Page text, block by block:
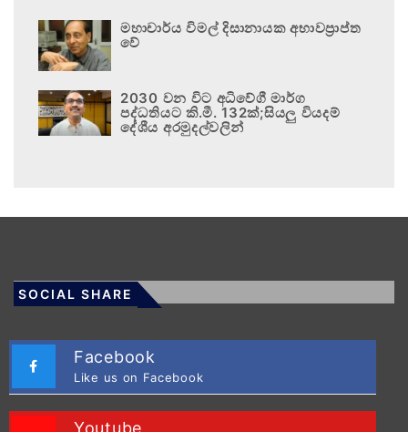
මහාචාර්ය විමල් දිසානායක අභාවප්‍රාප්ත
වේ
2030 වන විට අධිවේගී මාර්ග
පද්ධතියට කි.මී. 132ක්;සියලු වියදම්
දේශීය අරමුදල්වලින්
SOCIAL SHARE
Facebook
Like us on Facebook
Youtube